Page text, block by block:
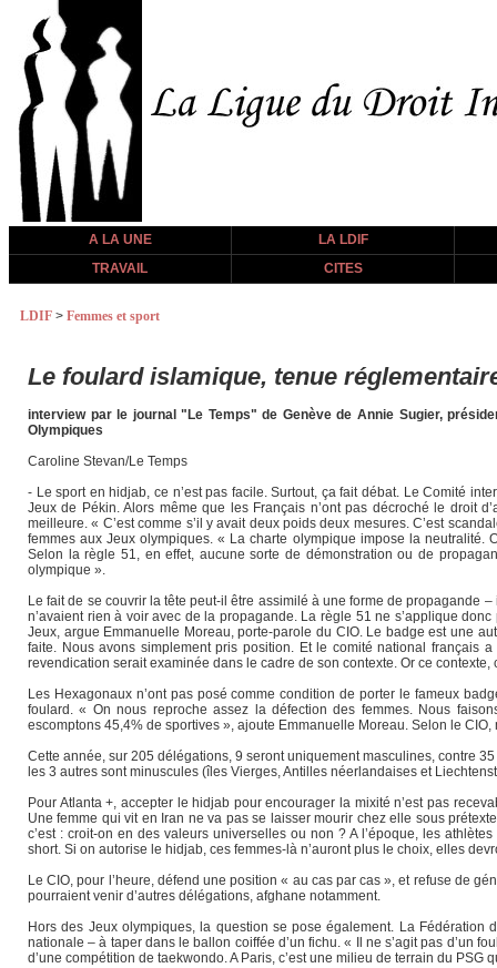
A LA UNE
LA LDIF
TRAVAIL
CITES
LDIF > Femmes et sport
Le foulard islamique, tenue
interview par le journal "Le Temps" de Genève de Annie Sugier,
Olympiques
Caroline Stevan/Le Temps
- Le sport en hidjab, ce n’est pas facile. Surtout, ça fait débat. Le Comité
Jeux de Pékin. Alors même que les Français n’ont pas décroché le droit
meilleure. « C’est comme s’il y avait deux poids deux mesures. C’est
femmes aux Jeux olympiques. « La charte olympique impose la neutralité.
Selon la règle 51, en effet, aucune sorte de démonstration ou de
olympique ».
Le fait de se couvrir la tête peut-il être assimilé à une forme de propagande
n’avaient rien à voir avec de la propagande. La règle 51 ne s’applique
Jeux, argue Emmanuelle Moreau, porte-parole du CIO. Le badge est une
faite. Nous avons simplement pris position. Et le comité national français
revendication serait examinée dans le cadre de son contexte. Or ce
Les Hexagonaux n’ont pas posé comme condition de porter le fameux
foulard. « On nous reproche assez la défection des femmes. Nous
escomptons 45,4% de sportives », ajoute Emmanuelle Moreau. Selon le
Cette année, sur 205 délégations, 9 seront uniquement masculines, contre
les 3 autres sont minuscules (îles Vierges, Antilles néerlandaises et
Pour Atlanta +, accepter le hidjab pour encourager la mixité n’est pas
Une femme qui vit en Iran ne va pas se laisser mourir chez elle sous
c’est : croit-on en des valeurs universelles ou non ? A l’époque, les
short. Si on autorise le hidjab, ces femmes-là n’auront plus le choix, elles
Le CIO, pour l’heure, défend une position « au cas par cas », et refuse de
pourraient venir d’autres délégations, afghane notamment.
Hors des Jeux olympiques, la question se pose également. La
nationale – à taper dans le ballon coiffée d’un fichu. « Il ne s’agit pas d’un
d’une compétition de taekwondo. A Paris, c’est une milieu de terrain du PSG